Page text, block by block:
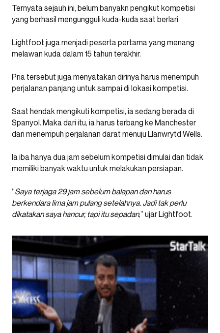
Ternyata sejauh ini, belum banyakn pengikut kompetisi
yang berhasil mengungguli kuda-kuda saat berlari.
Lightfoot juga menjadi peserta pertama yang menang
melawan kuda dalam 15 tahun terakhir.
Pria tersebut juga menyatakan dirinya harus menempuh
perjalanan panjang untuk sampai di lokasi kompetisi.
Saat hendak mengikuti kompetisi, ia sedang berada di
Spanyol. Maka dari itu, ia harus terbang ke Manchester
dan menempuh perjalanan darat menuju Llanwrytd Wells.
Ia iba hanya dua jam sebelum kompetisi dimulai dan tidak
memiliki banyak waktu untuk melakukan persiapan.
“Saya terjaga 29 jam sebelum balapan dan harus
berkendara lima jam pulang setelahnya. Jadi tak perlu
dikatakan saya hancur, tapi itu sepadan,” ujar Lightfoot.